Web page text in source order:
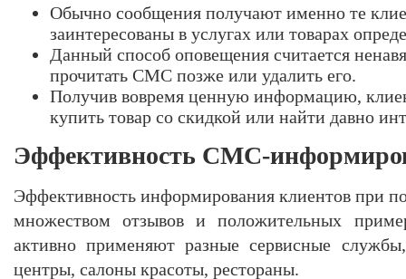
Обычно сообщения получают именно те
заинтересованы в услугах или товарах
Данный способ оповещения считается
прочитать СМС позже или удалить его.
Получив вовремя ценную информацию,
купить товар со скидкой или найти давно
Эффективность СМС-
Эффективность информирования клиентов при
множеством отзывов и положительных
активно применяют разные сервисные
центры, салоны красоты, рестораны.